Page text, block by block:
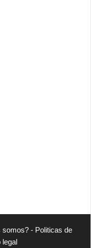
somos? - Politicas de
legal